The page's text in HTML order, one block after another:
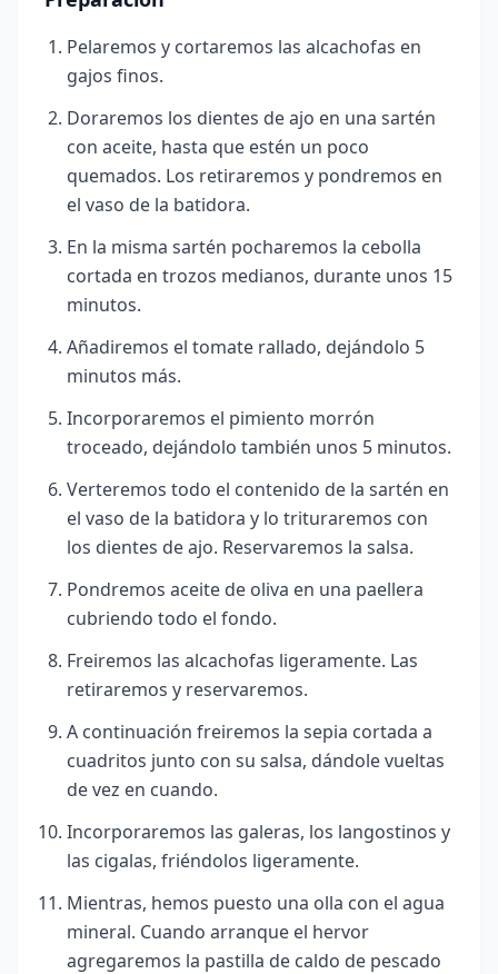
Pelaremos y cortaremos las alcachofas en
gajos finos.
Doraremos los dientes de ajo en una sartén
con aceite, hasta que estén un poco
quemados. Los retiraremos y pondremos en
el vaso de la batidora.
En la misma sartén pocharemos la cebolla
cortada en trozos medianos, durante unos 15
minutos.
Añadiremos el tomate rallado, dejándolo 5
minutos más.
Incorporaremos el pimiento morrón
troceado, dejándolo también unos 5 minutos.
Verteremos todo el contenido de la sartén en
el vaso de la batidora y lo trituraremos con
los dientes de ajo. Reservaremos la salsa.
Pondremos aceite de oliva en una paellera
cubriendo todo el fondo.
Freiremos las alcachofas ligeramente. Las
retiraremos y reservaremos.
A continuación freiremos la sepia cortada a
cuadritos junto con su salsa, dándole vueltas
de vez en cuando.
Incorporaremos las galeras, los langostinos y
las cigalas, friéndolos ligeramente.
Mientras, hemos puesto una olla con el agua
mineral. Cuando arranque el hervor
agregaremos la pastilla de caldo de pescado